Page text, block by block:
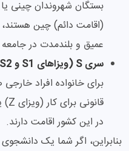
بستگان شهروندان چینی
(اقامت دائم) چین
عمیق و بلندمدت در
سری S (ویزاهای S1 و S2):
برای خانواده افراد
در این کشور اقامت دارند.
بنابراین، اگر شما یک